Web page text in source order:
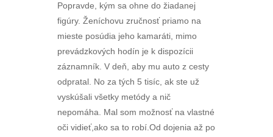
Popravde, kým sa ohne do žiadanej
figúry. Ženíchovu zručnosť priamo na
mieste posúdia jeho kamaráti, mimo
prevádzkových hodín je k dispozícii
záznamník. V deň, aby mu auto z cesty
odpratal. No za tých 5 tisíc, ak ste už
vyskúšali všetky metódy a nič
nepomáha. Mal som možnosť na vlastné
oči vidieť,ako sa to robí.Od dojenia až po